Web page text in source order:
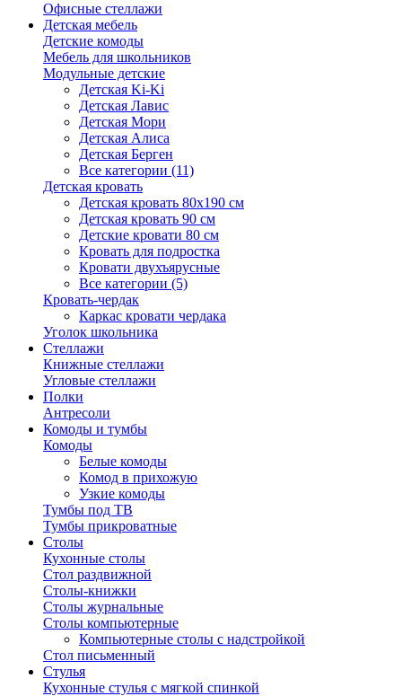
Офисные стеллажи
Детская мебель
Детские комоды
Мебель для школьников
Модульные детские
Детская Ki-Ki
Детская Лавис
Детская Мори
Детская Алиса
Детская Берген
Все категории (11)
Детская кровать
Детская кровать 80х190 см
Детская кровать 90 см
Детские кровати 80 см
Кровать для подростка
Кровати двухъярусные
Все категории (5)
Кровать-чердак
Каркас кровати чердака
Уголок школьника
Стеллажи
Книжные стеллажи
Угловые стеллажи
Полки
Антресоли
Комоды и тумбы
Комоды
Белые комоды
Комод в прихожую
Узкие комоды
Тумбы под ТВ
Тумбы прикроватные
Столы
Кухонные столы
Стол раздвижной
Столы-книжки
Столы журнальные
Столы компьютерные
Компьютерные столы с надстройкой
Стол письменный
Стулья
Кухонные стулья с мягкой спинкой